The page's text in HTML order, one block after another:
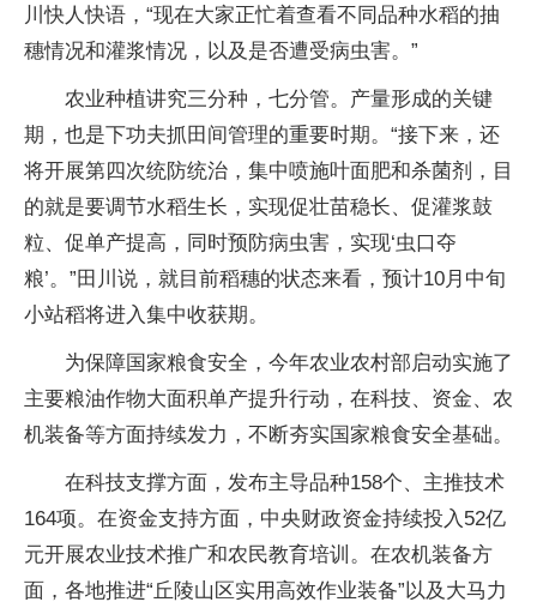
川快人快语，“现在大家正忙着查看不同品种水稻的抽
穗情况和灌浆情况，以及是否遭受病虫害。”
农业种植讲究三分种，七分管。产量形成的关键
期，也是下功夫抓田间管理的重要时期。“接下来，还
将开展第四次统防统治，集中喷施叶面肥和杀菌剂，目
的就是要调节水稻生长，实现促壮苗稳长、促灌浆鼓
粒、促单产提高，同时预防病虫害，实现‘虫口夺
粮’。”田川说，就目前稻穗的状态来看，预计10月中旬
小站稻将进入集中收获期。
为保障国家粮食安全，今年农业农村部启动实施了
主要粮油作物大面积单产提升行动，在科技、资金、农
机装备等方面持续发力，不断夯实国家粮食安全基础。
在科技支撑方面，发布主导品种158个、主推技术
164项。在资金支持方面，中央财政资金持续投入52亿
元开展农业技术推广和农民教育培训。在农机装备方
面，各地推进“丘陵山区实用高效作业装备”以及大马力